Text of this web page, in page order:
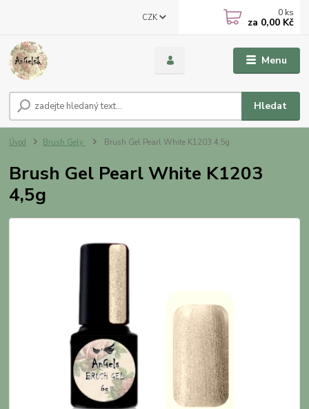
Menu
CZK
Hledat
0 ks
za 0,00 Kč
Úvod Brush Gely Brush Gel Pearl White K1203 4,5g
Brush Gel Pearl White K1203
4,5g